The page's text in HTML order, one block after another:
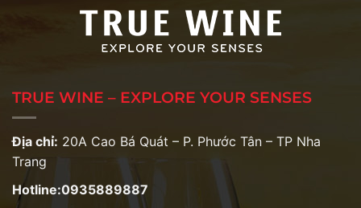
TRUE WINE – EXPLORE YOUR SENSES
Địa chỉ: 20A Cao Bá Quát – P. Phước Tân – TP Nha
Trang
Hotline:0935889887